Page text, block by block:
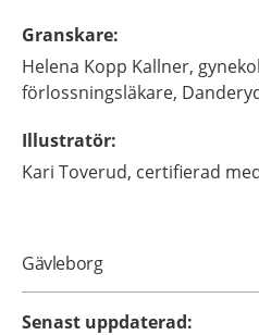
Granskare:
Helena Kopp Kallner,
förlossningsläkare,
Illustratör:
Kari Toverud, certifierad
Gävleborg
Senast uppdaterad: